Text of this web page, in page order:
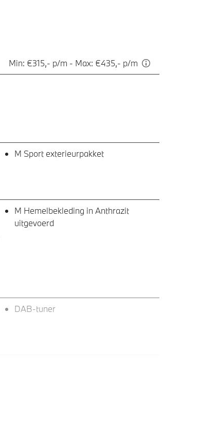
Min: €315,- p/m - Max: €435,- p/m
M Sport exterieurpakket
M Hemelbekleding in Anthrazit
uitgevoerd
DAB-tuner